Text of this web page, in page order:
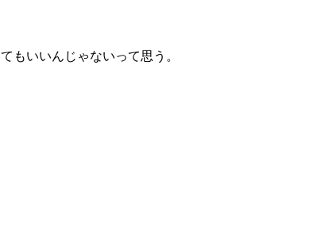
もいいんじゃないって思う。